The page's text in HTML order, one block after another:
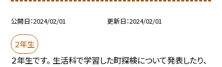
公開日 2024/02/01 更新日 2024/02/01
２年生
２年生です。 生活科で学習した町探検について発表したり、